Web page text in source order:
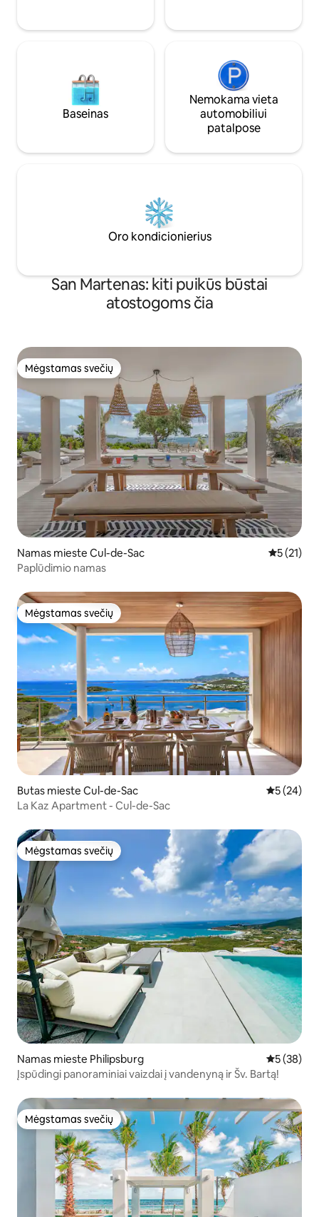
Baseinas
Nemokama vieta
automobiliui
patalpose
Oro kondicionierius
San Martenas: kiti puikūs būstai
atostogoms čia
Mėgstamas svečių
Mėgstamas svečių
Namas mieste Cul-de-Sac Vidutinis
5 (21)
Paplūdimio namas
Mėgstamas svečių
Mėgstamas svečių
Butas mieste Cul-de-Sac Vidutinis
5 (24)
La Kaz Apartment - Cul-de-Sac
Mėgstamas svečių
Mėgstamas svečių
Namas mieste Philipsburg Vidutinis
5 (38)
Įspūdingi panoraminiai vaizdai į vandenyną ir Šv. Bartą!
Mėgstamas svečių
Mėgstamas svečių